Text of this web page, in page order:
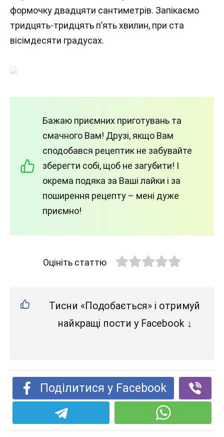
формочку двадцяти сантиметрів. Запікаємо
тридцять-тридцять п’ять хвилин, при ста
вісімдесяти градусах.
Бажаю приємних приготувань та
смачного Вам! Друзі, якщо Вам
сподобався рецептик не забувайте
зберегти собі, щоб не загубити! І
окрема подяка за Ваші лайки і за
поширення рецепту – мені дуже
приємно!
Оцініть статтю
Тисни «Подобається» і отримуй
найкращі пости у Facebook ↓
Поділитися у Facebook